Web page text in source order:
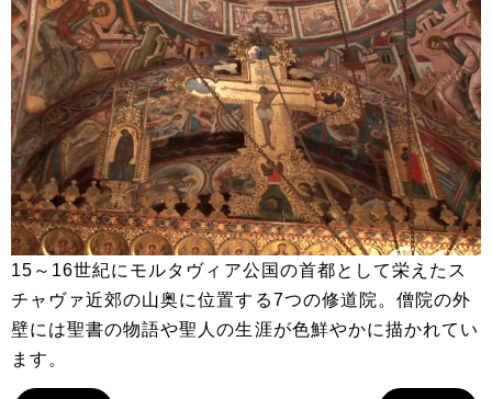
15～16世紀にモルタヴィア公国の首都として栄えたス
チャヴァ近郊の山奥に位置する7つの修道院。僧院の外
壁には聖書の物語や聖人の生涯が色鮮やかに描かれてい
ます。